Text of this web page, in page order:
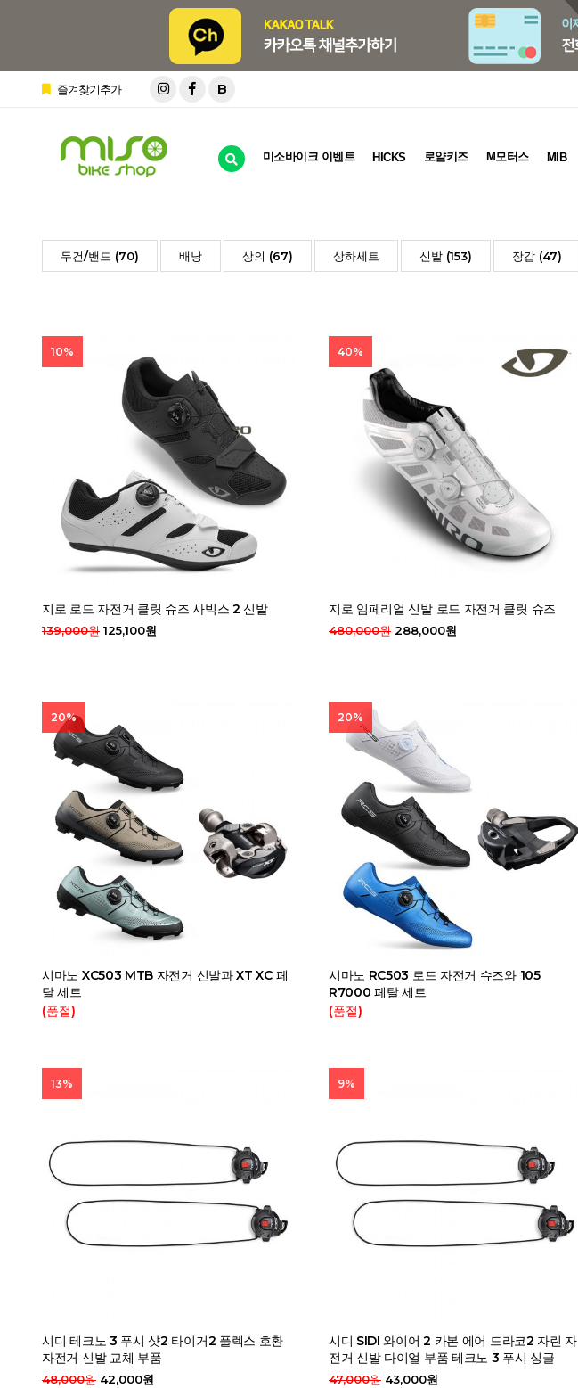
즐겨찾기추가 B
미소바이크 이벤트 HICKS 로얄키즈 M모터스 MIB
두건/밴드 (70) 배낭 상의 (67) 상하세트 신발 (153) 장갑 (47)
지로 로드 자전거 클릿 슈즈 사빅스 2 신발
10%
139,000원 125,100원
지로 임페리얼 신발 로드 자전거 클릿 슈즈
40%
480,000원288,000원
시마노 XC503 MTB 자전거 신발과 XT XC 페
달 세트
20%
(품절)
시마노 RC503 로드 자전거 슈즈와 105
R7000 페탈 세트
20%
(품절)
시디 테크노 3 푸시 샷2 타이거2 플렉스 호환
자전거 신발 교체 부품
13%
48,000원 42,000원
시디 SIDI 와이어 2 카본 에어 드라코2 자린 자
전거 신발 다이얼 부품 테크노 3 푸시 싱글
9%
47,000원43,000원